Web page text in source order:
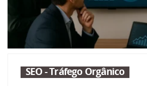
SEO - Tráfego Orgânico